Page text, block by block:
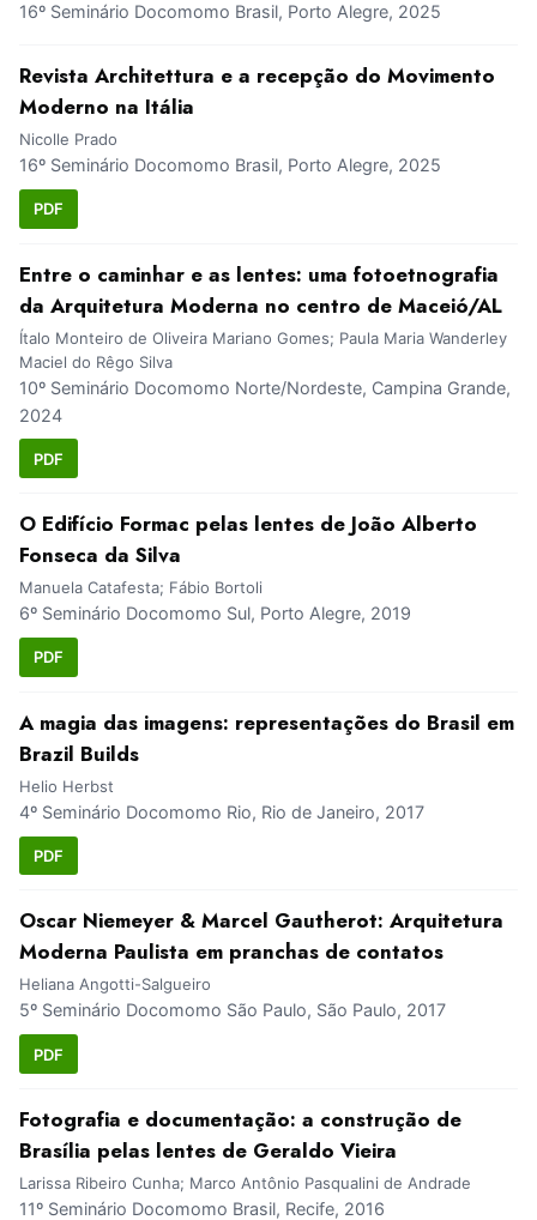
16º Seminário Docomomo Brasil, Porto Alegre, 2025
Revista Architettura e a recepção do Movimento
Moderno na Itália
Nicolle Prado
16º Seminário Docomomo Brasil, Porto Alegre, 2025
PDF
Entre o caminhar e as lentes: uma fotoetnografia
da Arquitetura Moderna no centro de Maceió/AL
Ítalo Monteiro de Oliveira Mariano Gomes; Paula Maria Wanderley
Maciel do Rêgo Silva
10º Seminário Docomomo Norte/Nordeste, Campina Grande,
2024
PDF
O Edifício Formac pelas lentes de João Alberto
Fonseca da Silva
Manuela Catafesta; Fábio Bortoli
6º Seminário Docomomo Sul, Porto Alegre, 2019
PDF
A magia das imagens: representações do Brasil em
Brazil Builds
Helio Herbst
4º Seminário Docomomo Rio, Rio de Janeiro, 2017
PDF
Oscar Niemeyer & Marcel Gautherot: Arquitetura
Moderna Paulista em pranchas de contatos
Heliana Angotti-Salgueiro
5º Seminário Docomomo São Paulo, São Paulo, 2017
PDF
Fotografia e documentação: a construção de
Brasília pelas lentes de Geraldo Vieira
Larissa Ribeiro Cunha; Marco Antônio Pasqualini de Andrade
11º Seminário Docomomo Brasil, Recife, 2016